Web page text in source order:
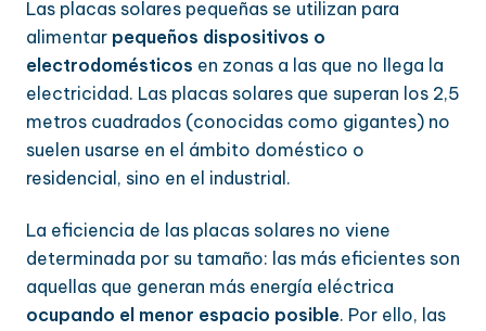
Las placas solares pequeñas se utilizan para
alimentar pequeños dispositivos o
electrodomésticos en zonas a las que no llega la
electricidad. Las placas solares que superan los 2,5
metros cuadrados (conocidas como gigantes) no
suelen usarse en el ámbito doméstico o
residencial, sino en el industrial.
La eficiencia de las placas solares no viene
determinada por su tamaño: las más eficientes son
aquellas que generan más energía eléctrica
ocupando el menor espacio posible. Por ello, las